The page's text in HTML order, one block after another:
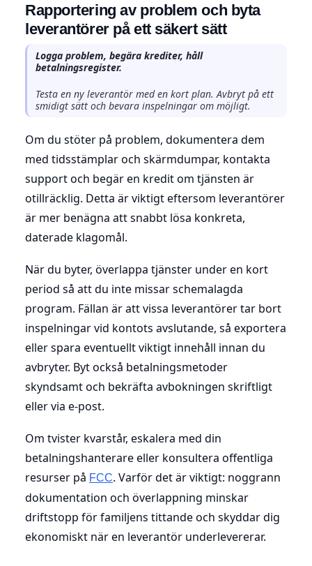
Rapportering av problem och byta
leverantörer på ett säkert sätt
Logga problem, begära krediter, håll
betalningsregister.
Testa en ny leverantör med en kort plan. Avbryt på ett
smidigt sätt och bevara inspelningar om möjligt.
Om du stöter på problem, dokumentera dem
med tidsstämplar och skärmdumpar, kontakta
support och begär en kredit om tjänsten är
otillräcklig. Detta är viktigt eftersom leverantörer
är mer benägna att snabbt lösa konkreta,
daterade klagomål.
När du byter, överlappa tjänster under en kort
period så att du inte missar schemalagda
program. Fällan är att vissa leverantörer tar bort
inspelningar vid kontots avslutande, så exportera
eller spara eventuellt viktigt innehåll innan du
avbryter. Byt också betalningsmetoder
skyndsamt och bekräfta avbokningen skriftligt
eller via e-post.
Om tvister kvarstår, eskalera med din
betalningshanterare eller konsultera offentliga
resurser på FCC. Varför det är viktigt: noggrann
dokumentation och överlappning minskar
driftstopp för familjens tittande och skyddar dig
ekonomiskt när en leverantör underlevererar.